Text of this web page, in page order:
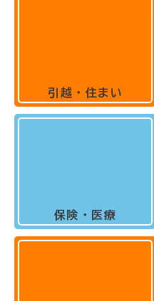
引越・住まい
保険・医療